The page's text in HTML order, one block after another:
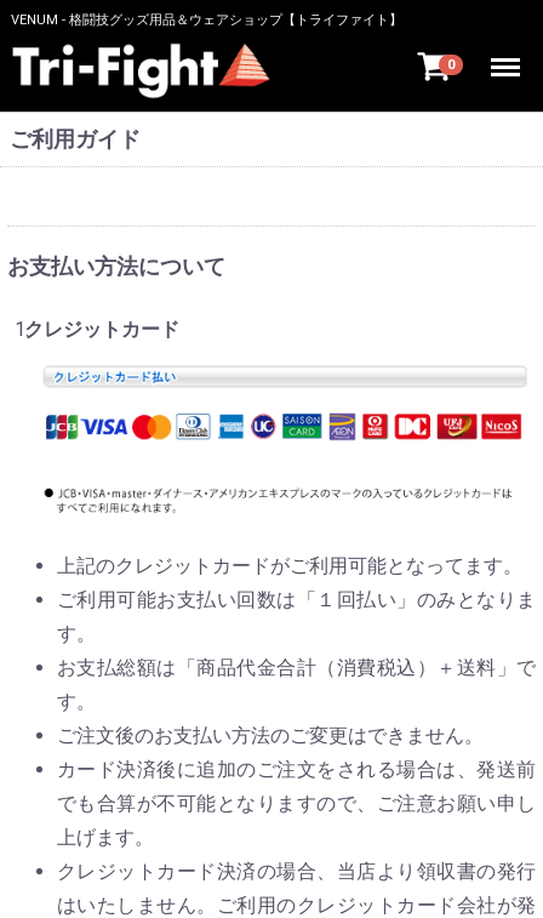
VENUM - 格闘技グッズ用品＆ウェアショップ【トライファイト】
0 Menu
ご利用ガイド
お支払い方法について
クレジットカード
上記のクレジットカードがご利用可能となってます。
ご利用可能お支払い回数は「１回払い」のみとなりま
す。
お支払総額は「商品代金合計（消費税込）＋送料」で
す。
ご注文後のお支払い方法のご変更はできません。
カード決済後に追加のご注文をされる場合は、発送前
でも合算が不可能となりますので、ご注意お願い申し
上げます。
クレジットカード決済の場合、当店より領収書の発行
はいたしません。ご利用のクレジットカード会社が発